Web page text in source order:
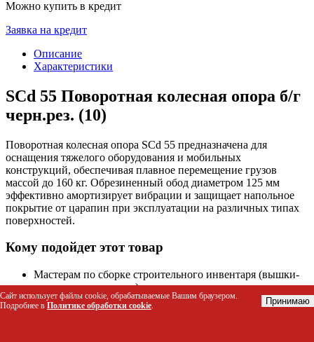
Можно купить в кредит
Заявка на кредит
Описание
Характеристики
SCd 55 Поворотная колесная опора б/г
черн.рез. (10)
Поворотная колесная опора SCd 55 предназначена для
оснащения тяжелого оборудования и мобильных
конструкций, обеспечивая плавное перемещение грузов
массой до 160 кг. Обрезиненный обод диаметром 125 мм
эффективно амортизирует вибрации и защищает напольное
покрытие от царапин при эксплуатации на различных типах
поверхностей.
Кому подойдет этот товар
Мастерам по сборке строительного инвентаря (вышки-
туры, леса, подмости)
Производителям и владельцам платформенных тележек
для склада или цеха
Сайт использует файлы cookie, обрабатываемые Вашим браузером.
Подробнее в Политике обработки cookie. Принимаю